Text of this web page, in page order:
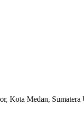
Kota Medan, Sumatera